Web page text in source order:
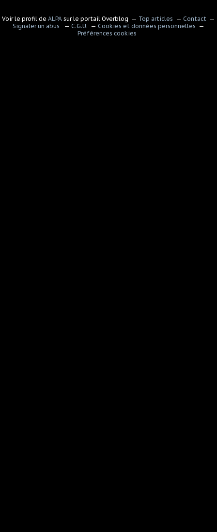
Voir le profil de ALPA sur le portail Overblog Top articles
Contact
Signaler un abus
C.G.U.
Cookies et données personnelles
Préférences cookies